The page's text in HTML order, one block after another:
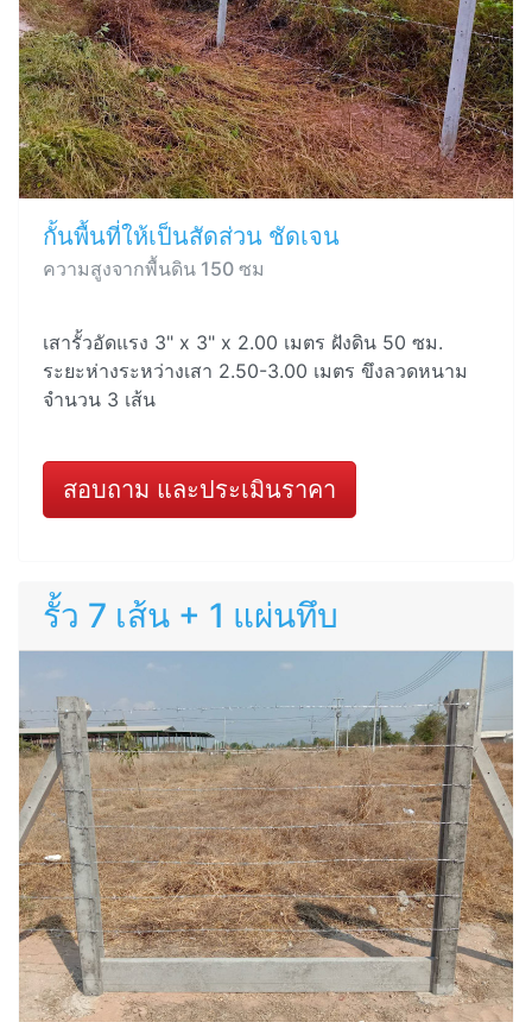
กั้นพื้นที่ให้เป็นสัดส่วน ชัดเจน
ความสูงจากพื้นดิน 150 ซม
เสารั้วอัดแรง 3" x 3" x 2.00 เมตร ฝังดิน 50 ซม.
ระยะห่างระหว่างเสา 2.50-3.00 เมตร ขึงลวดหนาม
จำนวน 3 เส้น
สอบถาม และประเมินราคา
รั้ว 7 เส้น + 1 แผ่นทึบ